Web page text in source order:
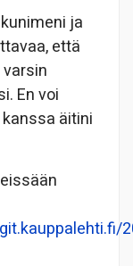
ja
että
En voi
äitini